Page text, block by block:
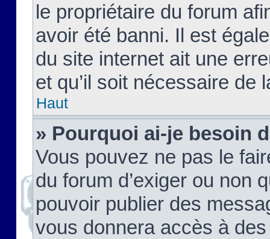
le propriétaire du forum
avoir été banni. Il est
du site internet ait une
et qu’il soit nécessaire de
Haut
» Pourquoi ai-je besoin
Vous pouvez ne pas le
du forum d’exiger ou non
pouvoir publier des
vous donnera accès à